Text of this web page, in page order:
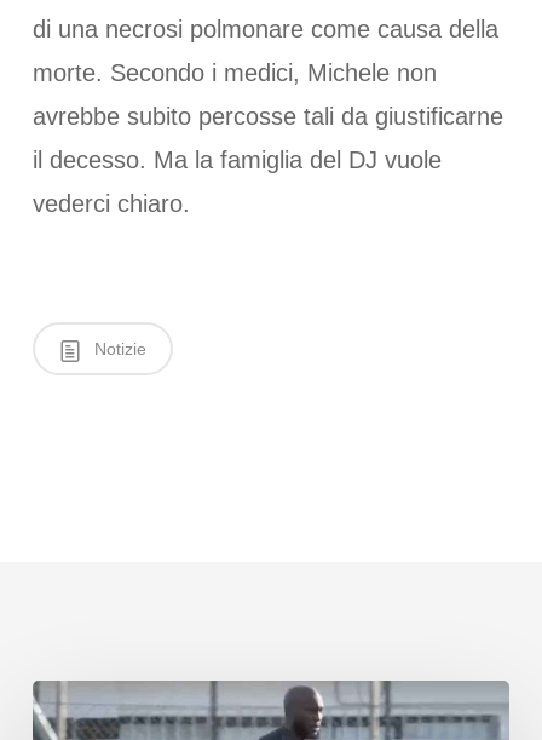
di una necrosi polmonare come causa della
morte. Secondo i medici, Michele non
avrebbe subito percosse tali da giustificarne
il decesso. Ma la famiglia del DJ vuole
vederci chiaro.
Notizie